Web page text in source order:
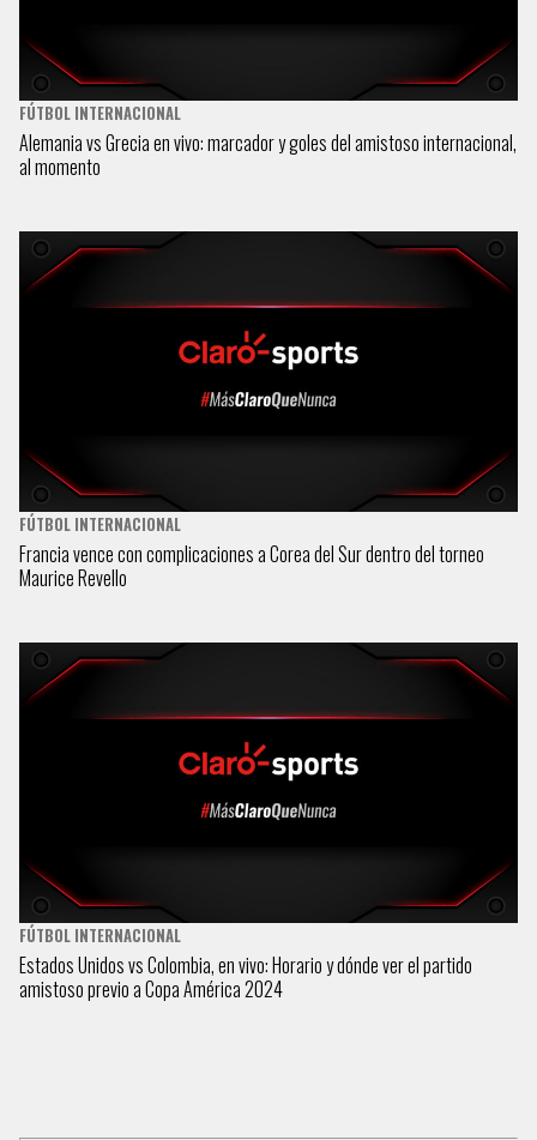
FÚTBOL INTERNACIONAL
Alemania vs Grecia en vivo: marcador y goles del amistoso internacional,
al momento
FÚTBOL INTERNACIONAL
Francia vence con complicaciones a Corea del Sur dentro del torneo
Maurice Revello
FÚTBOL INTERNACIONAL
Estados Unidos vs Colombia, en vivo: Horario y dónde ver el partido
amistoso previo a Copa América 2024